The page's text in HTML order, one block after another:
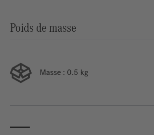
Poids de masse
Masse : 0.5 kg